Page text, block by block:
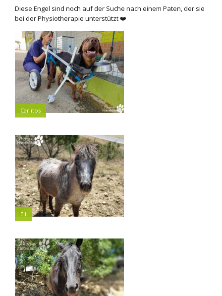
Diese Engel sind noch auf der Suche nach einem Paten, der sie
bei der Physiotherapie unterstützt ❤️
Carlitos
Eli